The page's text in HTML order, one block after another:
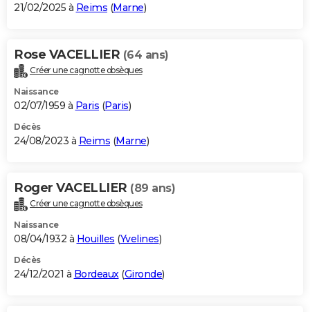
S'inscrire
Se connecter
Lycées
Collèges
Primaires
Universités
Entreprises
Service militaire
Avis de recherche
AVIS DE DÉCÈS
Bricolage
Lifestyle
Culture
Sport
Auto
Television
Voyage
Cinema
21/02/2025 à Reims (Marne)
Rose VACELLIER (64 ans)
Créer une cagnotte obsèques
Naissance
02/07/1959 à Paris (Paris)
Décès
24/08/2023 à Reims (Marne)
Roger VACELLIER (89 ans)
Créer une cagnotte obsèques
Naissance
08/04/1932 à Houilles (Yvelines)
Décès
24/12/2021 à Bordeaux (Gironde)